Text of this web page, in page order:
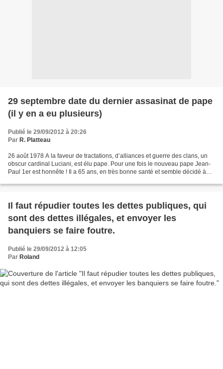
29 septembre date du dernier assasinat de pape
(il y en a eu plusieurs)
Publié le 29/09/2012 à 20:26
Par R. Platteau
26 août 1978 A la faveur de tractations, d’alliances et guerre des clans, un
obscur cardinal Luciani, est élu pape. Pour une fois le nouveau pape Jean-
Paul 1er est honnête ! Il a 65 ans, en très bonne santé et semble décidé à
Il faut répudier toutes les dettes publiques, qui
sont des dettes illégales, et envoyer les
banquiers se faire foutre.
Publié le 29/09/2012 à 12:05
Par Roland